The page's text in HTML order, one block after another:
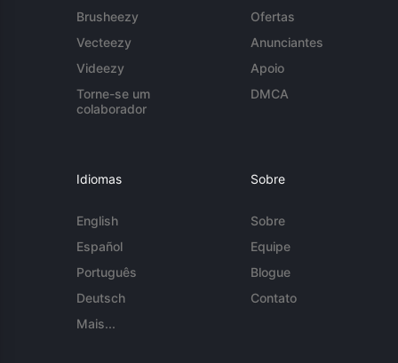
Brusheezy
Vecteezy
Videezy
Torne-se um
colaborador
Ofertas
Anunciantes
Apoio
DMCA
Idiomas
English
Español
Português
Deutsch
Mais...
Sobre
Sobre
Equipe
Blogue
Contato